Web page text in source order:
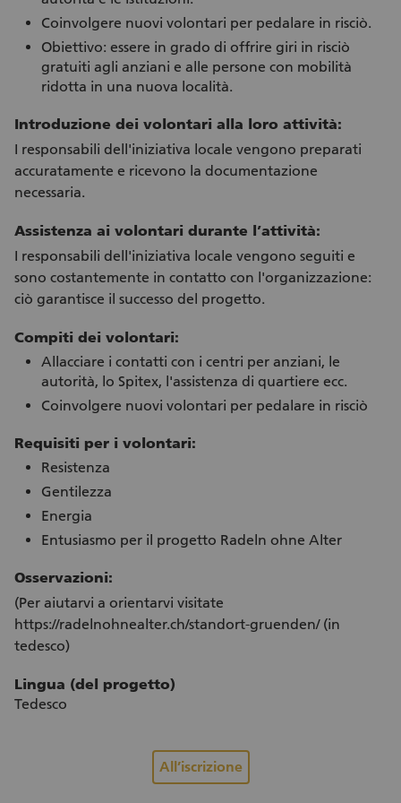
Coinvolgere nuovi volontari per pedalare in risciò.
Obiettivo: essere in grado di offrire giri in risciò
gratuiti agli anziani e alle persone con mobilità
ridotta in una nuova località.
Introduzione dei volontari alla loro attività:
I responsabili dell'iniziativa locale vengono preparati
accuratamente e ricevono la documentazione
necessaria.
Assistenza ai volontari durante l’attività:
I responsabili dell'iniziativa locale vengono seguiti e
sono costantemente in contatto con l'organizzazione:
ciò garantisce il successo del progetto.
Compiti dei volontari:
Allacciare i contatti con i centri per anziani, le
autorità, lo Spitex, l'assistenza di quartiere ecc.
Coinvolgere nuovi volontari per pedalare in risciò
Requisiti per i volontari:
Resistenza
Gentilezza
Energia
Entusiasmo per il progetto Radeln ohne Alter
Osservazioni:
(Per aiutarvi a orientarvi visitate
https://radelnohnealter.ch/standort-gruenden/ (in
tedesco)
Lingua (del progetto)
Tedesco
All’iscrizione